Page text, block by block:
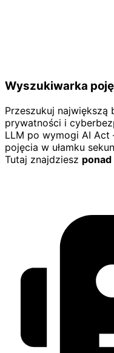
Wyszukiwarka
Przeszukuj największą
prywatności i
LLM po wymogi AI
pojęcia w ułamku
Tutaj znajdziesz